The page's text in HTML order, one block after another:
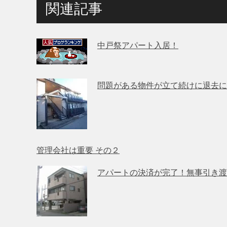
関連記事
中戸祭アパート入居！
問題がある物件が立て続けに退去に
管理会社は重要 その２
アパートの決済が完了！無事引き